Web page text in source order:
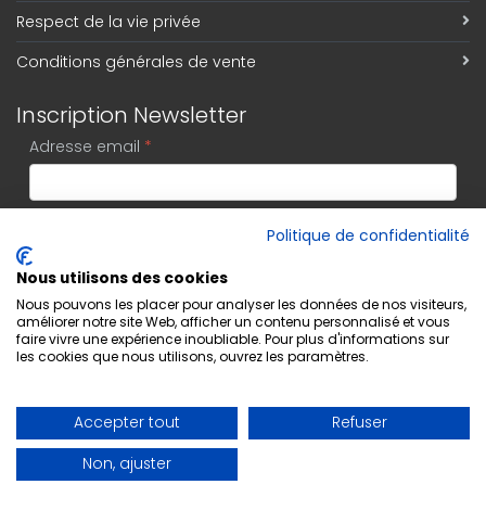
Respect de la vie privée
Conditions générales de vente
Inscription Newsletter
Adresse email *
Politique de confidentialité
Nous utilisons des cookies
Nous pouvons les placer pour analyser les données de nos visiteurs,
améliorer notre site Web, afficher un contenu personnalisé et vous
faire vivre une expérience inoubliable. Pour plus d'informations sur
les cookies que nous utilisons, ouvrez les paramètres.
Accepter tout
Refuser
Non, ajuster